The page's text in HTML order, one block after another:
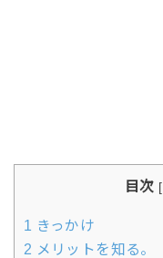
目次 [
1 きっかけ
2 メリットを知る。